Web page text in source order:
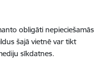
obligāti nepieciešamās
šajā vietnē var tikt
sīkdatnes.